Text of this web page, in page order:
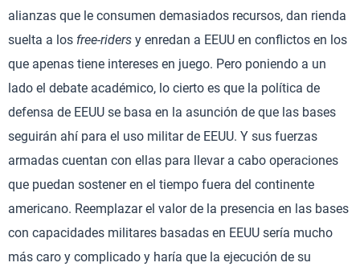
alianzas que le consumen demasiados recursos, dan rienda
suelta a los free-riders y enredan a EEUU en conflictos en los
que apenas tiene intereses en juego. Pero poniendo a un
lado el debate académico, lo cierto es que la política de
defensa de EEUU se basa en la asunción de que las bases
seguirán ahí para el uso militar de EEUU. Y sus fuerzas
armadas cuentan con ellas para llevar a cabo operaciones
que puedan sostener en el tiempo fuera del continente
americano. Reemplazar el valor de la presencia en las bases
con capacidades militares basadas en EEUU sería mucho
más caro y complicado y haría que la ejecución de su